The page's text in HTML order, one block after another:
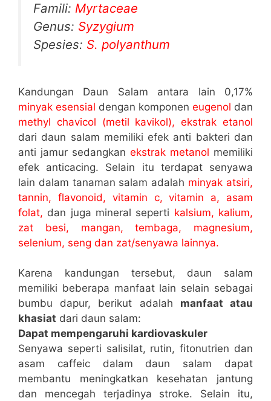
Famili: Myrtaceae
Genus: Syzygium
Spesies: S. polyanthum
Kandungan Daun Salam antara lain 0,17%
minyak esensial dengan komponen eugenol dan
methyl chavicol (metil kavikol), ekstrak etanol
dari daun salam memiliki efek anti bakteri dan
anti jamur sedangkan ekstrak metanol memiliki
efek anticacing. Selain itu terdapat senyawa
lain dalam tanaman salam adalah minyak atsiri,
tannin, flavonoid, vitamin c, vitamin a, asam
folat, dan juga mineral seperti kalsium, kalium,
zat besi, mangan, tembaga, magnesium,
selenium, seng dan zat/senyawa lainnya.
Karena kandungan tersebut, daun salam
memiliki beberapa manfaat lain selain sebagai
bumbu dapur, berikut adalah manfaat atau
khasiat dari daun salam:
Dapat mempengaruhi kardiovaskuler
Senyawa seperti salisilat, rutin, fitonutrien dan
asam caffeic dalam daun salam dapat
membantu meningkatkan kesehatan jantung
dan mencegah terjadinya stroke. Selain itu,